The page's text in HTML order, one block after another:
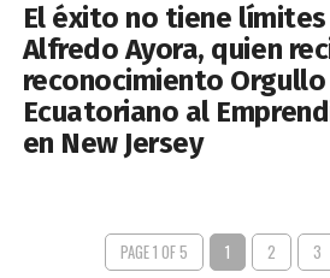
El éxito no tiene
Alfredo Ayora, quien
reconocimiento Orgullo
Ecuatoriano al
en New Jersey
PAGE 1 OF 5 1 2 3